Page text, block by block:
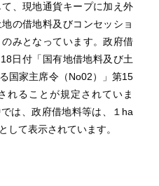
て、現地通貨キープに加え外
の借地料及びコンセッショ
みとなっています。政府借
日付「国有地借地料及び土
国家主席令（No02）」第15
れることが規定されていま
は、政府借地料等は、１ha
して表示されています。